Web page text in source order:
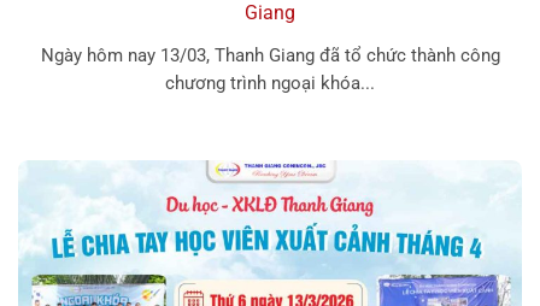
Giang
Ngày hôm nay 13/03, Thanh Giang đã tổ chức thành công
chương trình ngoại khóa...